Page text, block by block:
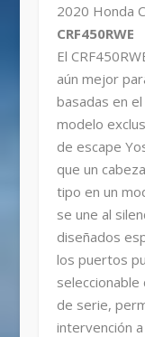
2020 Honda
CRF450RWE
El
aún mejor
basadas en
modelo
de escape
que un
tipo en un
se une al
diseñados
los puertos
seleccionable
de serie,
intervención